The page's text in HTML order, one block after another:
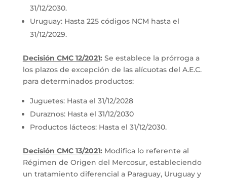
31/12/2030.
Uruguay: Hasta 225 códigos NCM hasta el
31/12/2029.
Decisión CMC 12/2021: Se establece la prórroga a
los plazos de excepción de las alícuotas del A.E.C.
para determinados productos:
Juguetes: Hasta el 31/12/2028
Duraznos: Hasta el 31/12/2030
Productos lácteos: Hasta el 31/12/2030.
Decisión CMC 13/2021: Modifica lo referente al
Régimen de Origen del Mercosur, estableciendo
un tratamiento diferencial a Paraguay, Uruguay y